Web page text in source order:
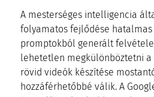
A mesterséges intelligencia
folyamatos fejlődése
promptokból generált
lehetetlen megkülönböztetni
rövid videók készítése
hozzáférhetőbbé válik. A